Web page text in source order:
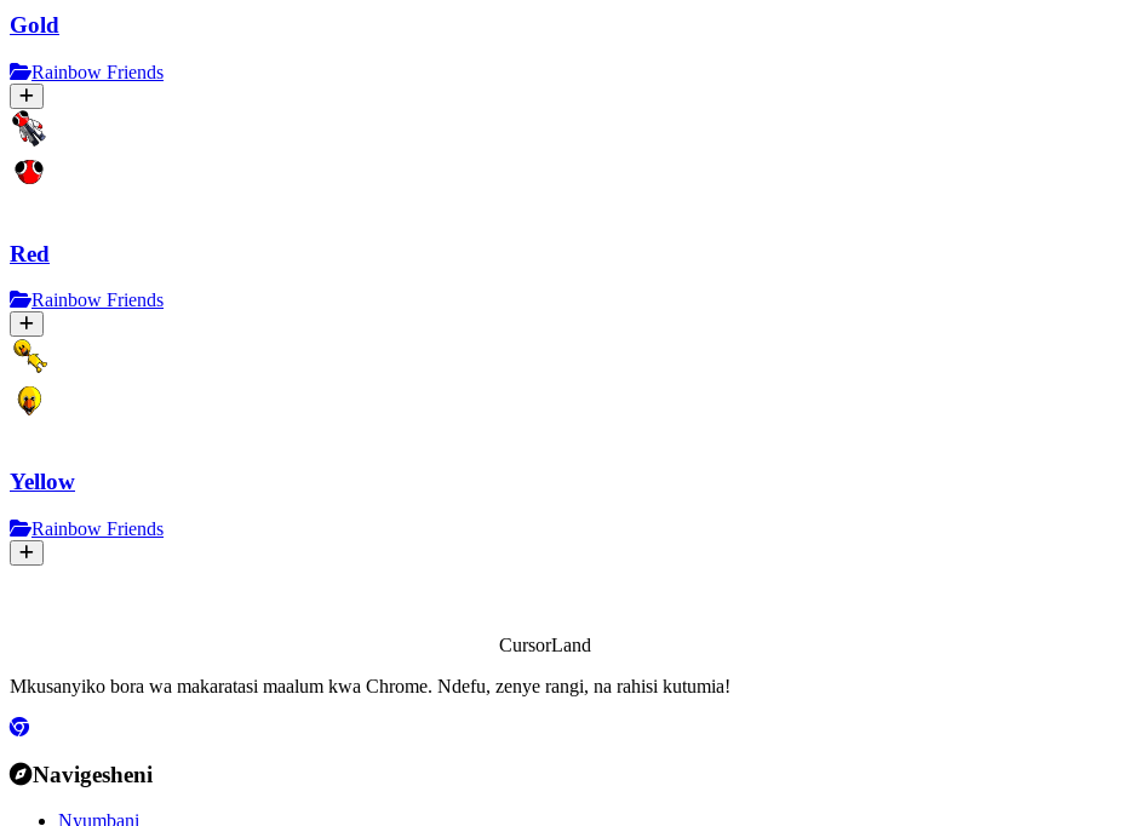
Gold
Rainbow Friends
Red
Rainbow Friends
Yellow
Rainbow Friends
CursorLand
Mkusanyiko bora wa makaratasi maalum kwa Chrome. Ndefu, zenye rangi, na rahisi kutumia!
Navigesheni
Nyumbani